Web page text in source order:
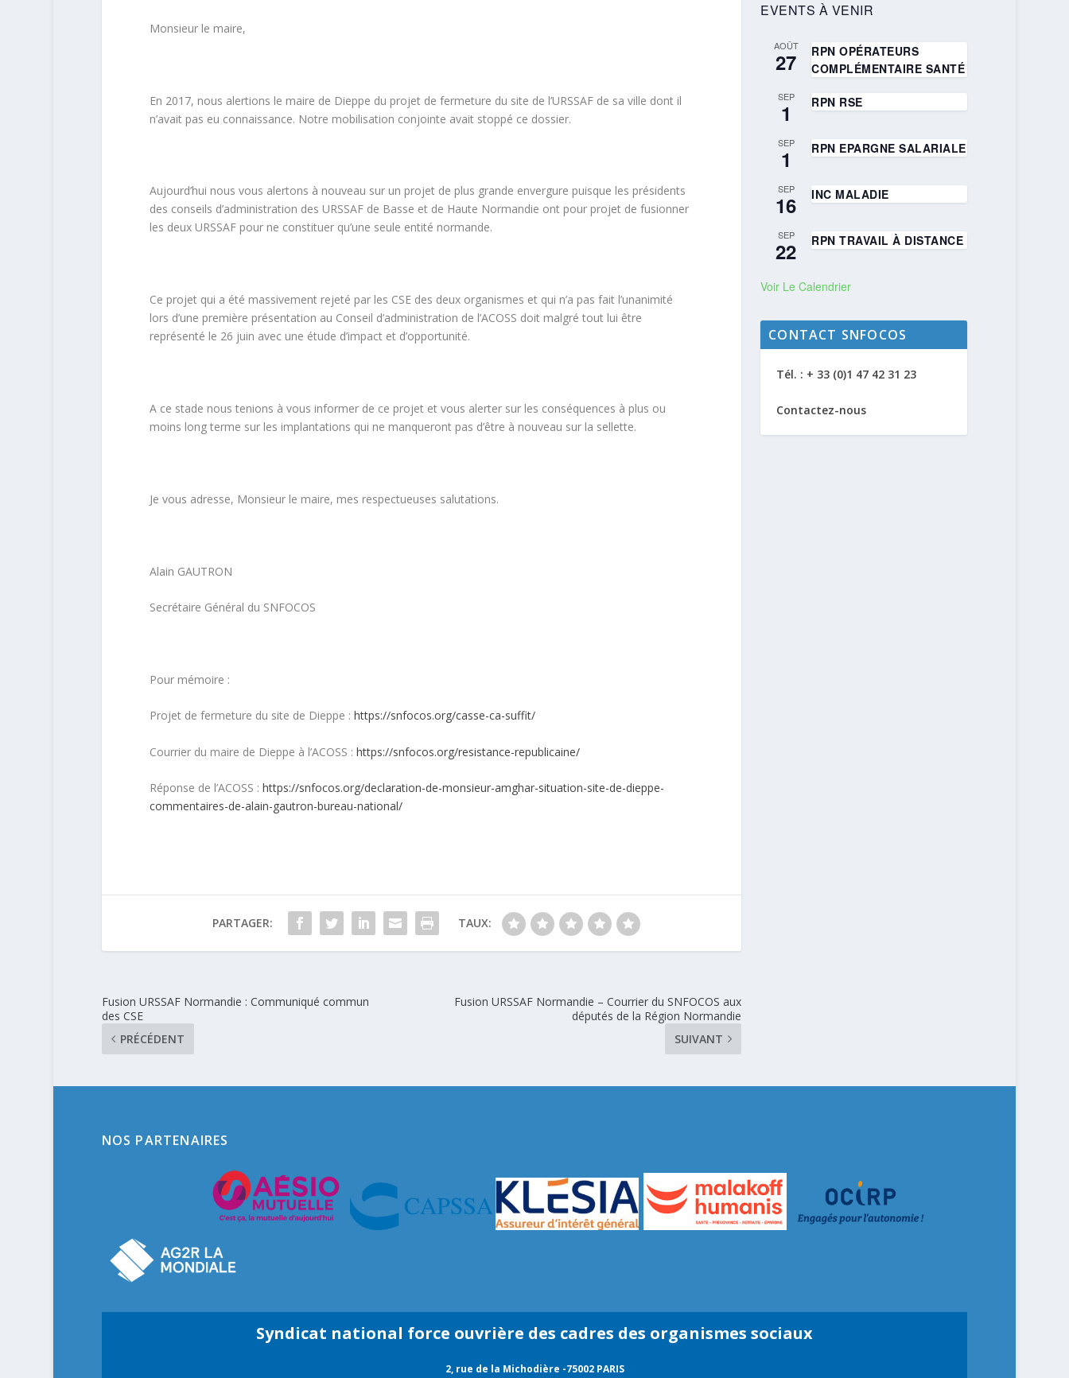
Monsieur le maire,
En 2017, nous alertions le maire de Dieppe du projet de fermeture du site de l’URSSAF de sa ville dont il
n’avait pas eu connaissance. Notre mobilisation conjointe avait stoppé ce dossier.
Aujourd’hui nous vous alertons à nouveau sur un projet de plus grande envergure puisque les présidents
des conseils d’administration des URSSAF de Basse et de Haute Normandie ont pour projet de fusionner
les deux URSSAF pour ne constituer qu’une seule entité normande.
Ce projet qui a été massivement rejeté par les CSE des deux organismes et qui n’a pas fait l’unanimité
lors d’une première présentation au Conseil d’administration de l’ACOSS doit malgré tout lui être
représenté le 26 juin avec une étude d’impact et d’opportunité.
A ce stade nous tenions à vous informer de ce projet et vous alerter sur les conséquences à plus ou
moins long terme sur les implantations qui ne manqueront pas d’être à nouveau sur la sellette.
Je vous adresse, Monsieur le maire, mes respectueuses salutations.
Alain GAUTRON
Secrétaire Général du SNFOCOS
Pour mémoire :
Projet de fermeture du site de Dieppe : https://snfocos.org/casse-ca-suffit/
Courrier du maire de Dieppe à l’ACOSS : https://snfocos.org/resistance-republicaine/
Réponse de l’ACOSS : https://snfocos.org/declaration-de-monsieur-amghar-situation-site-de-dieppe-
commentaires-de-alain-gautron-bureau-national/
PARTAGER: TAUX:
Fusion URSSAF Normandie : Communiqué commun
des CSE
PRÉCÉDENT
Fusion URSSAF Normandie – Courrier du SNFOCOS aux
députés de la Région Normandie
SUIVANT
EVENTS À VENIR
AOÛT
27
RPN OPÉRATEURS
COMPLÉMENTAIRE SANTÉ
SEP
1 RPN RSE
SEP
1 RPN EPARGNE SALARIALE
SEP
16 INC MALADIE
SEP
22 RPN TRAVAIL À DISTANCE
Voir Le Calendrier
CONTACT SNFOCOS
Tél. : + 33 (0)1 47 42 31 23
Contactez-nous
NOS PARTENAIRES
Syndicat national force ouvrière des cadres des organismes sociaux
2, rue de la Michodière -75002 PARIS